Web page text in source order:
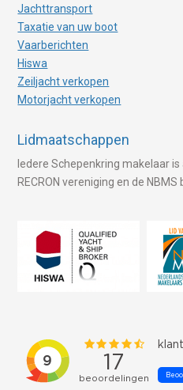
Jachttransport
Taxatie van uw boot
Vaarberichten
Hiswa
Zeiljacht verkopen
Motorjacht verkopen
Lidmaatschappen
Iedere Schepenkring makelaar
RECRON vereniging en de